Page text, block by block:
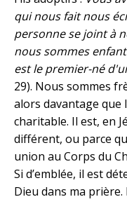
qui nous fait nous
personne se joint à
nous sommes
est le premier-né
29). Nous sommes
alors davantage que
charitable. Il est, en
différent, ou parce
union au Corps du
Si d’emblée, il est
Dieu dans ma